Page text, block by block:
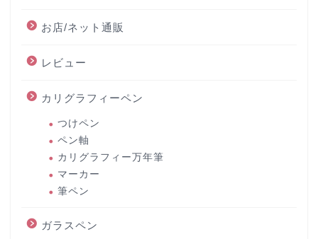
お店/ネット通販
レビュー
カリグラフィーペン
つけペン
ペン軸
カリグラフィー万年筆
マーカー
筆ペン
ガラスペン